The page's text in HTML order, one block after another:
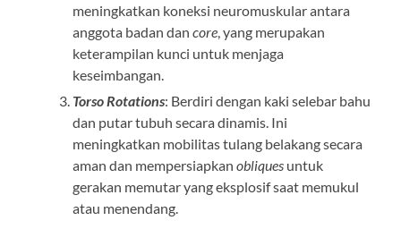
meningkatkan koneksi neuromuskular antara
anggota badan dancore , yang merupakan
keterampilan kunci untuk menjaga
keseimbangan.
Torso Rotations: Berdiri dengan kaki selebar bahu
dan putar tubuh secara dinamis. Ini
meningkatkan mobilitas tulang belakang secara
aman dan mempersiapkanobliques untuk
gerakan memutar yang eksplosif saat memukul
atau menendang.